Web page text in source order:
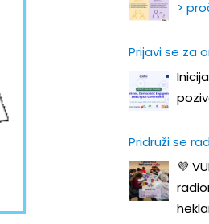
>
Prijavi se za
Pridruži se
💜